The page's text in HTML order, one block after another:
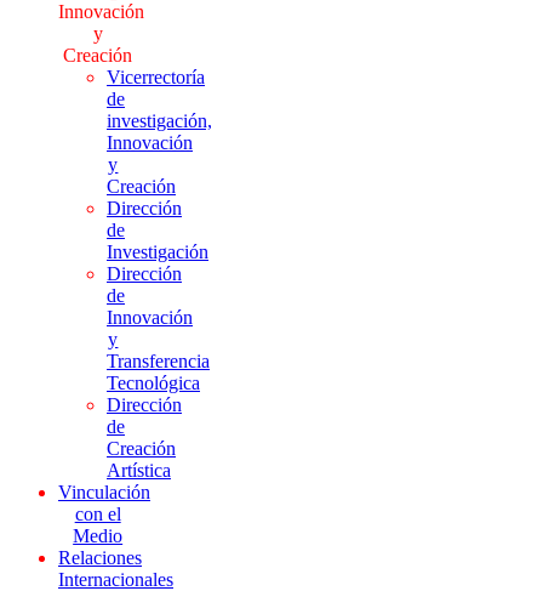
Innovación
y
Creación
Vicerrectoría
de
investigación,
Innovación
y
Creación
Dirección
de
Investigación
Dirección
de
Innovación
y
Transferencia
Tecnológica
Dirección
de
Creación
Artística
Vinculación
con el
Medio
Relaciones
Internacionales